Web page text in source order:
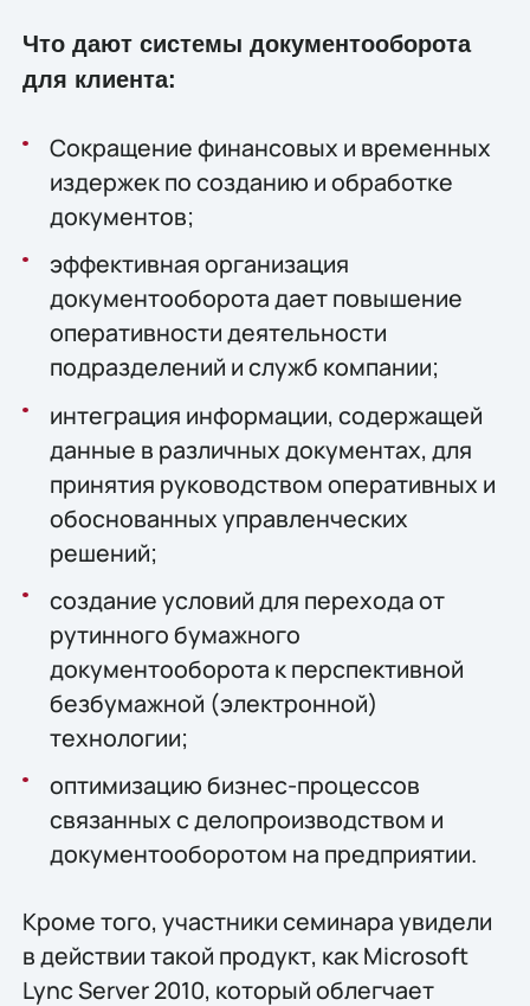
Что дают системы документооборота
для клиента:
Сокращение финансовых и временных
издержек по созданию и обработке
документов;
эффективная организация
документооборота дает повышение
оперативности деятельности
подразделений и служб компании;
интеграция информации, содержащей
данные в различных документах, для
принятия руководством оперативных и
обоснованных управленческих
решений;
создание условий для перехода от
рутинного бумажного
документооборота к перспективной
безбумажной (электронной)
технологии;
оптимизацию бизнес-процессов
связанных с делопроизводством и
документооборотом на предприятии.
Кроме того, участники семинара увидели
в действии такой продукт, как Microsoft
Lync Server 2010, который облегчает